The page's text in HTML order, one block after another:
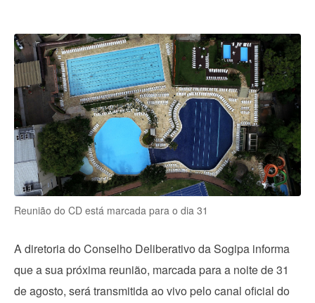
Reunião do CD está marcada para o dia 31
A diretoria do Conselho Deliberativo da Sogipa informa
que a sua próxima reunião, marcada para a noite de 31
de agosto, será transmitida ao vivo pelo canal oficial do